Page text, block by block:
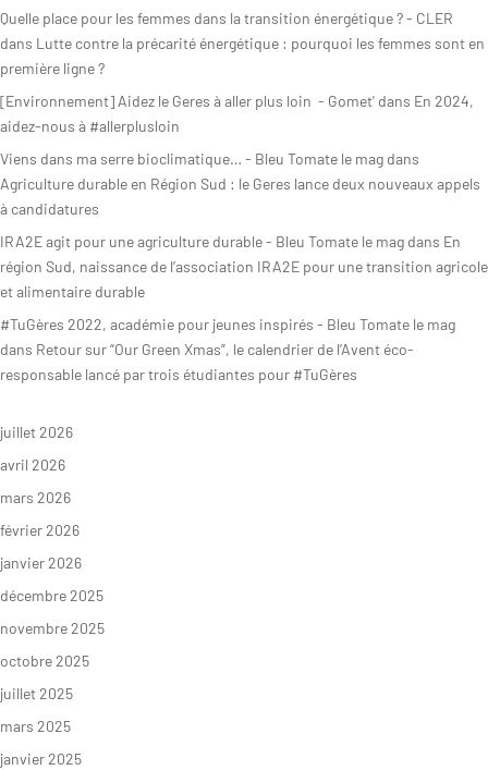
S’INFORMER
L’actualité du
Geres
AGIR
Citoyen·ne·s
Entreprises
Quelle place pour les femmes dans la transition énergétique ? - CLER
dans Lutte contre la précarité énergétique : pourquoi les femmes sont en
première ligne ?
[Environnement] Aidez le Geres à aller plus loin - Gomet' dans En 2024,
aidez-nous à #allerplusloin
Viens dans ma serre bioclimatique… - Bleu Tomate le mag dans
Agriculture durable en Région Sud : le Geres lance deux nouveaux appels
à candidatures
IRA2E agit pour une agriculture durable - Bleu Tomate le mag dans En
région Sud, naissance de l’association IRA2E pour une transition agricole
et alimentaire durable
#TuGères 2022, académie pour jeunes inspirés - Bleu Tomate le mag
dans Retour sur “Our Green Xmas”, le calendrier de l’Avent éco-
responsable lancé par trois étudiantes pour #TuGères
juillet 2026
avril 2026
mars 2026
février 2026
janvier 2026
décembre 2025
novembre 2025
octobre 2025
juillet 2025
mars 2025
janvier 2025